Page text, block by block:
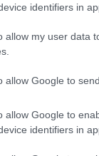
identifiers in
allow my user data
allow Google to
allow Google to
identifiers in
Ευρωπαϊκό